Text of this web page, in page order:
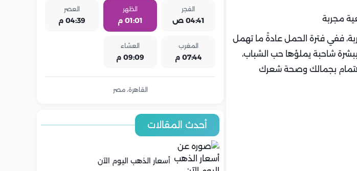
ففي فترة الحمل عادةً ما تهمل
شاحبة يملؤها حب الشباب،
بجمالك وصحة شعرك
الفجر
04:41 ص
الظهر
01:01 م
العصر
04:39 م
المغرب
07:44 م
العشاء
09:09 م
القاهرة، مصر
أحدث المقالات
أسعار الذهب اليوم الآن